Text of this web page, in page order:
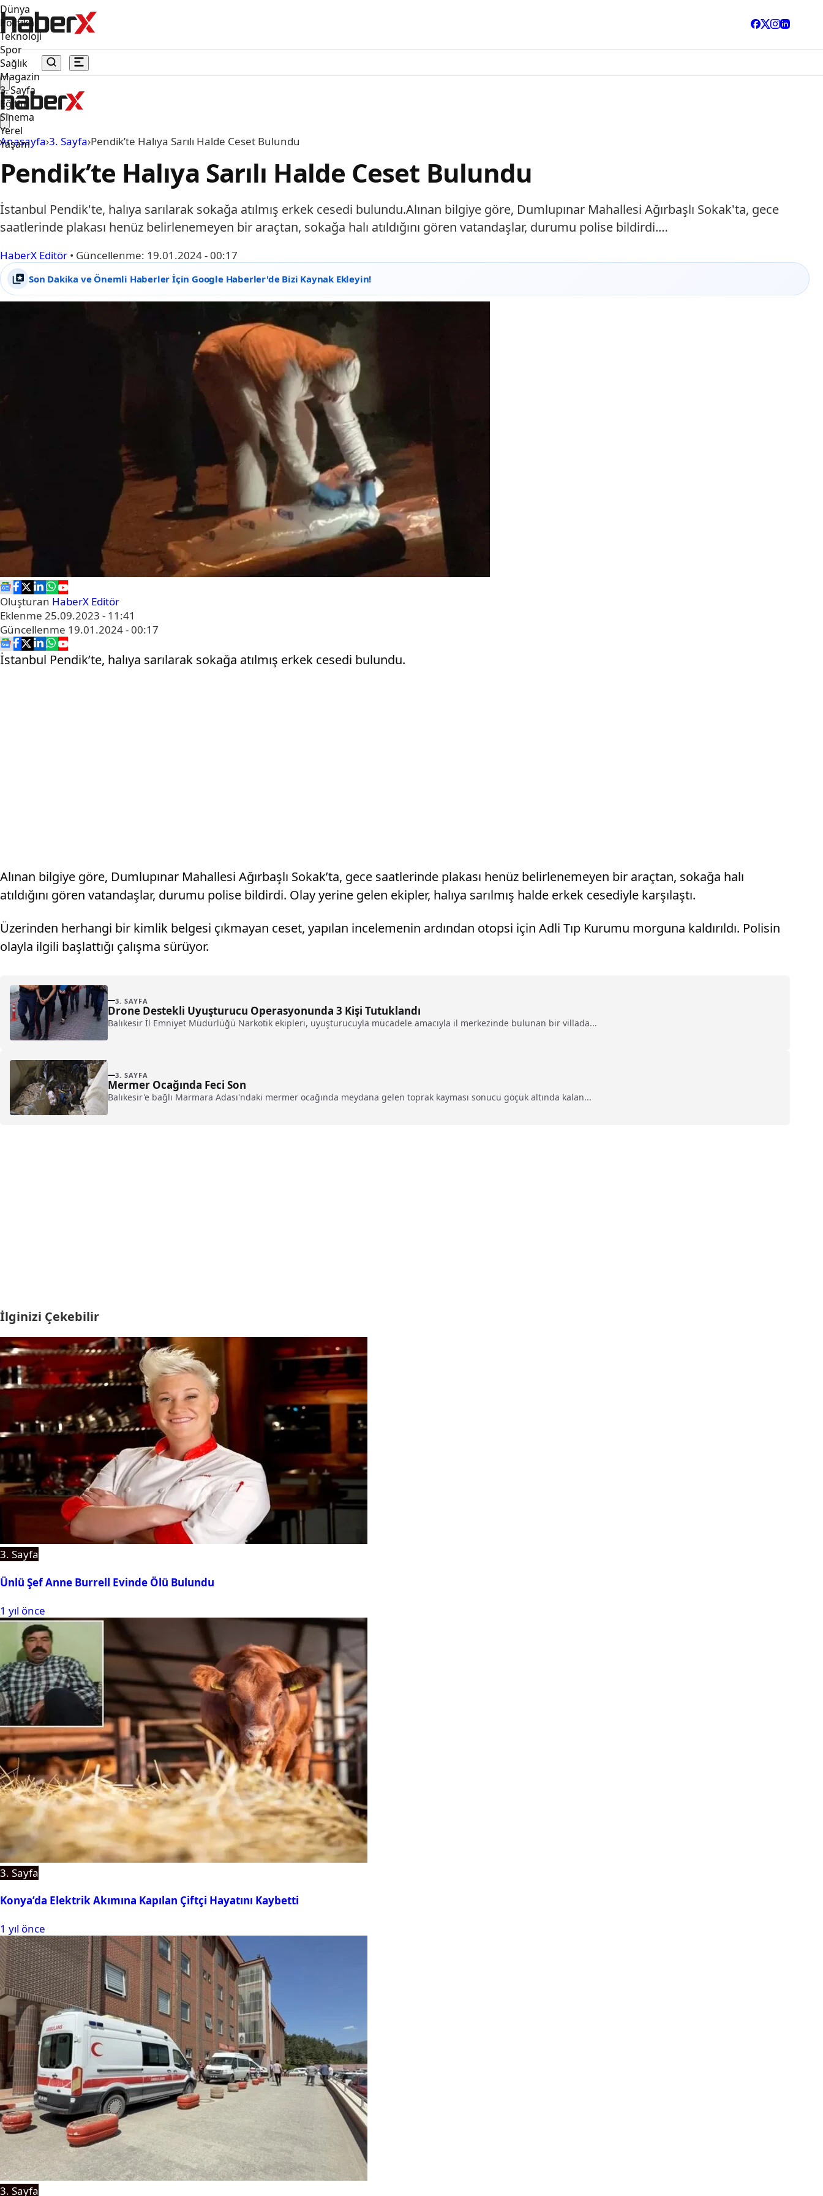
Dünya
Politika
Teknoloji
Spor
Sağlık
Magazin
3. Sayfa
Eğitim
Sinema
Yerel
Yaşam
Anasayfa›3. Sayfa›Pendik’te Halıya Sarılı Halde Ceset Bulundu
Pendik’te Halıya Sarılı Halde Ceset Bulundu
İstanbul Pendik'te, halıya sarılarak sokağa atılmış erkek cesedi bulundu.Alınan bilgiye göre, Dumlupınar Mahallesi Ağırbaşlı Sokak'ta, gece
saatlerinde plakası henüz belirlenemeyen bir araçtan, sokağa halı atıldığını gören vatandaşlar, durumu polise bildirdi.…
HaberX Editör • Güncellenme: 19.01.2024 - 00:17
Son Dakika ve Önemli Haberler İçin Google Haberler'de Bizi Kaynak Ekleyin!
Oluşturan HaberX Editör
Eklenme 25.09.2023 - 11:41
Güncellenme 19.01.2024 - 00:17
İstanbul Pendik’te, halıya sarılarak sokağa atılmış erkek cesedi bulundu.
Alınan bilgiye göre, Dumlupınar Mahallesi Ağırbaşlı Sokak’ta, gece saatlerinde plakası henüz belirlenemeyen bir araçtan, sokağa halı
atıldığını gören vatandaşlar, durumu polise bildirdi. Olay yerine gelen ekipler, halıya sarılmış halde erkek cesediyle karşılaştı.
Üzerinden herhangi bir kimlik belgesi çıkmayan ceset, yapılan incelemenin ardından otopsi için Adli Tıp Kurumu morguna kaldırıldı. Polisin
olayla ilgili başlattığı çalışma sürüyor.
3. SAYFA
Drone Destekli Uyuşturucu Operasyonunda 3 Kişi Tutuklandı
Balıkesir İl Emniyet Müdürlüğü Narkotik ekipleri, uyuşturucuyla mücadele amacıyla il merkezinde bulunan bir villada...
3. SAYFA
Mermer Ocağında Feci Son
Balıkesir'e bağlı Marmara Adası'ndaki mermer ocağında meydana gelen toprak kayması sonucu göçük altında kalan...
İlginizi Çekebilir
3. Sayfa
Ünlü Şef Anne Burrell Evinde Ölü Bulundu
1 yıl önce
3. Sayfa
Konya’da Elektrik Akımına Kapılan Çiftçi Hayatını Kaybetti
1 yıl önce
3. Sayfa